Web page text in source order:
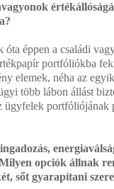
éppen a családi
portfóliókba
elemek, néha az
több lábon állást
portfóliójának
opciók állnak
sőt gyarapítani